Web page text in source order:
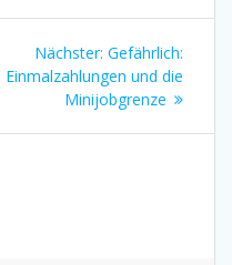
Nächster: Nächster
Beitrag:
Gefährlich:
Einmalzahlungen und die
Minijobgrenze